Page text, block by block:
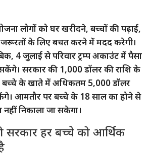
लोगों को घर खरीदने, बच्चों की पढ़ाई,
के लिए बचत करने में मदद करेगी।
4 जुलाई से परिवार ट्रम्प अकाउंट में पैसा
सरकार की 1,000 डॉलर की राशि के
बच्चे के खाते में अधिकतम 5,000 डॉलर
आमतौर पर बच्चे के 18 साल का होने से
निकाला जा सकेगा।
सरकार हर बच्चे को आर्थिक